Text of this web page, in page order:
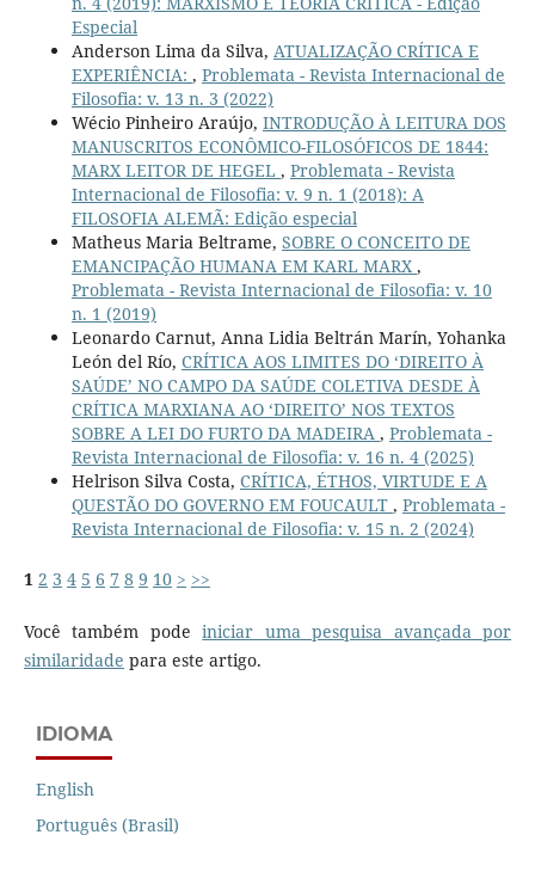
Especial
Anderson Lima da Silva, ATUALIZAÇÃO CRÍTICA E
EXPERIÊNCIA: , Problemata - Revista Internacional de
Filosofia: v. 13 n. 3 (2022)
Wécio Pinheiro Araújo, INTRODUÇÃO À LEITURA DOS
MANUSCRITOS ECONÔMICO-FILOSÓFICOS DE 1844:
MARX LEITOR DE HEGEL , Problemata - Revista
Internacional de Filosofia: v. 9 n. 1 (2018): A
FILOSOFIA ALEMÃ: Edição especial
Matheus Maria Beltrame, SOBRE O CONCEITO DE
EMANCIPAÇÃO HUMANA EM KARL MARX ,
Problemata - Revista Internacional de Filosofia: v. 10
n. 1 (2019)
Leonardo Carnut, Anna Lidia Beltrán Marín, Yohanka
León del Río, CRÍTICA AOS LIMITES DO ‘DIREITO À
SAÚDE’ NO CAMPO DA SAÚDE COLETIVA DESDE À
CRÍTICA MARXIANA AO ‘DIREITO’ NOS TEXTOS
SOBRE A LEI DO FURTO DA MADEIRA , Problemata -
Revista Internacional de Filosofia: v. 16 n. 4 (2025)
Helrison Silva Costa, CRÍTICA, ÉTHOS, VIRTUDE E A
QUESTÃO DO GOVERNO EM FOUCAULT , Problemata -
Revista Internacional de Filosofia: v. 15 n. 2 (2024)
1 2 3 4 5 6 7 8 9 10 > >>
Você também podeiniciar uma pesquisa avançada por
similaridade para este artigo.
IDIOMA
English
Português (Brasil)